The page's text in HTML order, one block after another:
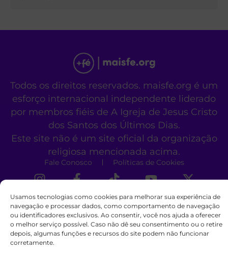
Usamos tecnologias como cookies para melhorar sua experiência de
navegação e processar dados, como comportamento de navegação
ou identificadores exclusivos. Ao consentir, você nos ajuda a oferecer
o melhor serviço possível. Caso não dê seu consentimento ou o retire
depois, algumas funções e recursos do site podem não funcionar
corretamente.
Todos os direitos reservados. maisfe.org é um
esforço internacional independente liderado
por membros fiéis de A Igreja de Jesus Cristo
dos Santos dos Últimos Dias.
Este site não é um site oficial da organização
religiosa mencionada acima.
Fale Conosco Políticas de Cookies